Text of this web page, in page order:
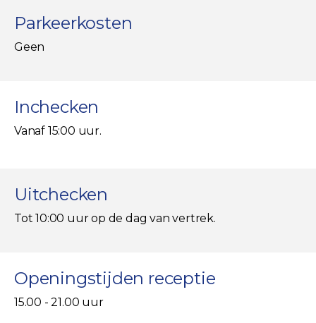
Parkeerkosten
Geen
Inchecken
Vanaf 15:00 uur.
Uitchecken
Tot 10:00 uur op de dag van vertrek.
Openingstijden receptie
15.00 - 21.00 uur